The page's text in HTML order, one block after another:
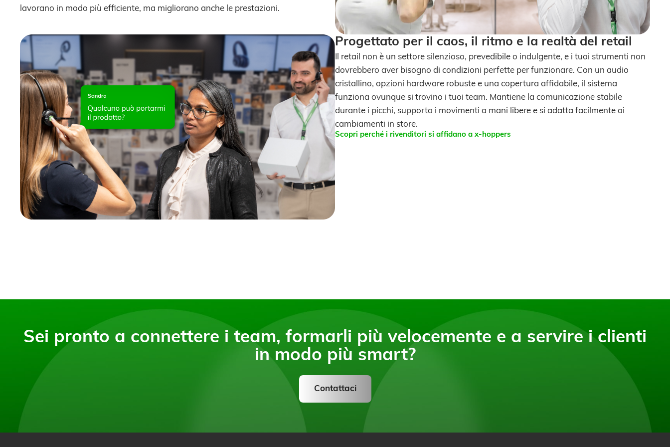
lavorano in modo più efficiente, ma migliorano anche le prestazioni.
Progettato per il caos, il ritmo e la realtà del retail
Il retail non è un settore silenzioso, prevedibile o indulgente, e i tuoi strumenti non
dovrebbero aver bisogno di condizioni perfette per funzionare. Con un audio
cristallino, opzioni hardware robuste e una copertura affidabile, il sistema
funziona ovunque si trovino i tuoi team. Mantiene la comunicazione stabile
durante i picchi, supporta i movimenti a mani libere e si adatta facilmente ai
cambiamenti in store.
Scopri perché i rivenditori si affidano a x-hoppers
Sei pronto a connettere i team, formarli più velocemente e a servire i clienti
in modo più smart?
Contattaci